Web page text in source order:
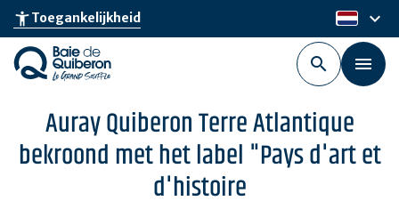
Skip
main
content
accessibility_newToegankelijkheid nl
keyboard_arrow_down
Auray Quiberon Terre Atlantique
bekroond met het label "Pays d'art et
d'histoire